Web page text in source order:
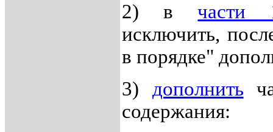
2) вчасти
исключить,
в порядке"
3) дополнить
содержания: